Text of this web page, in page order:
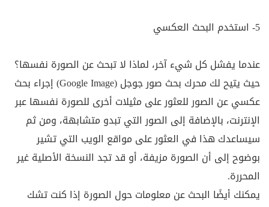
5- استخدم البحث العكسي
عندما يفشل كل شيء آخر، لماذا لا تبحث عن الصورة نفسها؟
حيث يتيح لك محرك بحث صور جوجل (Google Image) إجراء بحث
عكسي عن الصور للعثور على مثيلات أخرى للصورة نفسها عبر
الإنترنت، بالإضافة إلى الصور التي تبدو متشابهة، ومن ثم
سيساعدك هذا في العثور على مواقع الويب التي تشير
بوضوح إلى أن الصورة مزيفة، أو قد تجد النسخة الأصلية غير
المحررة.
يمكنك أيضًا البحث عن معلومات حول الصورة إذا كنت تشك